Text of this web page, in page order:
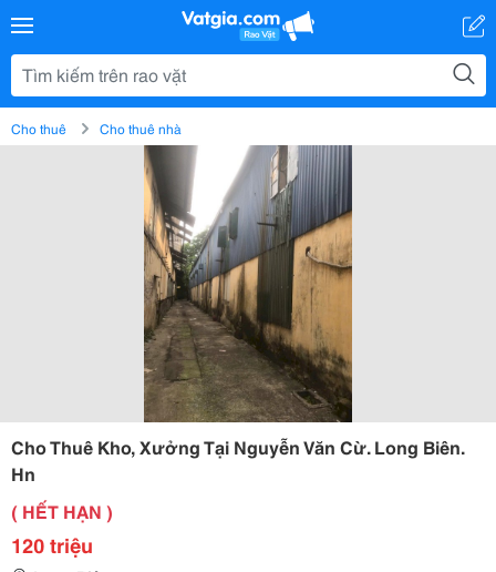
Cho thuê Cho thuê nhà
Cho Thuê Kho, Xưởng Tại Nguyễn Văn Cừ. Long Biên.
Hn
( HẾT HẠN )
120 triệu